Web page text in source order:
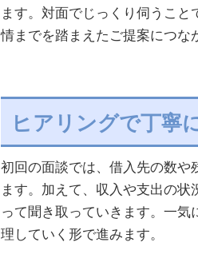
ます。対面でじっくり伺うこ
情までを踏まえたご提案につな
ヒアリングで丁寧
初回の面談では、借入先の数
ます。加えて、収入や支出の
って聞き取っていきます。一
理していく形で進みます。